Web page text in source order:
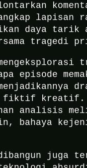
lapisan
daya
tragedi
episode
kreatif.
analisis
bahaya
juga